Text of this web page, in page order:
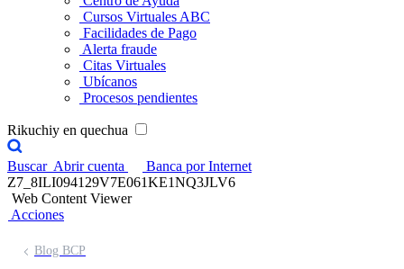
Cursos Virtuales ABC
Facilidades de Pago
Alerta fraude
Citas Virtuales
Ubícanos
Procesos pendientes
Rikuchiy en quechua
Buscar Abrir cuenta
Banca por Internet
Z7_8ILI094129V7E061KE1NQ3JLV6
Web Content Viewer
Acciones
Blog BCP